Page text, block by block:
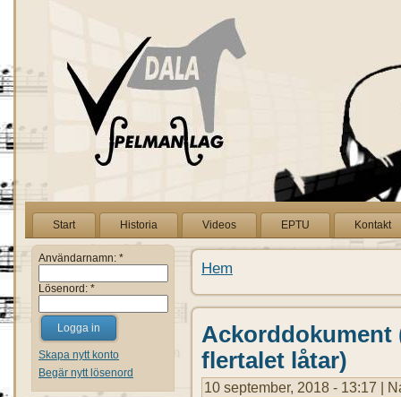
Start Historia Videos EPTU Kontakt
Användarnamn: *
Lösenord: *
Skapa nytt konto
Begär nytt lösenord
Hem
Ackorddokument
flertalet låtar)
10 september, 2018 - 13:17 |